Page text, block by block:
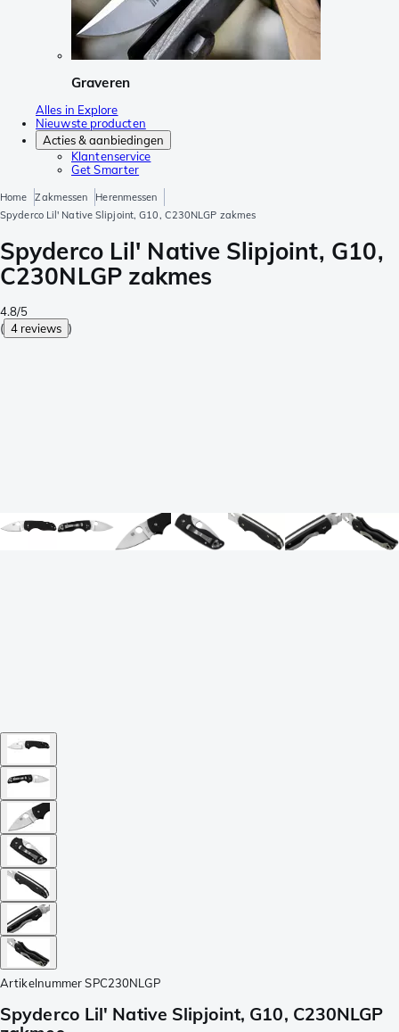
Graveren
Alles in Explore
Nieuwste producten
Acties & aanbiedingen
Klantenservice
Get Smarter
Home Zakmessen
Herenmessen
Spyderco Lil' Native Slipjoint, G10, C230NLGP zakmes
Spyderco Lil' Native Slipjoint, G10,
C230NLGP zakmes
4.8/5
( 4 reviews )
Artikelnummer SPC230NLGP
Spyderco Lil' Native Slipjoint, G10, C230NLGP